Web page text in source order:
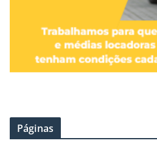
Páginas